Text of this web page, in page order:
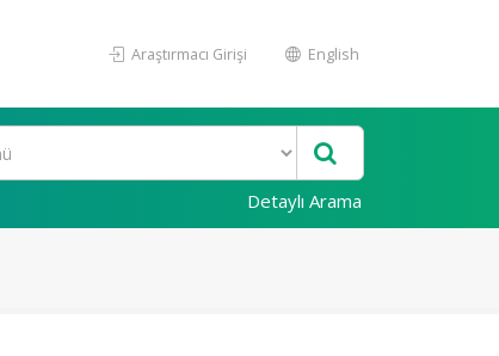
Araştırmacı Girişi English
Detaylı Arama